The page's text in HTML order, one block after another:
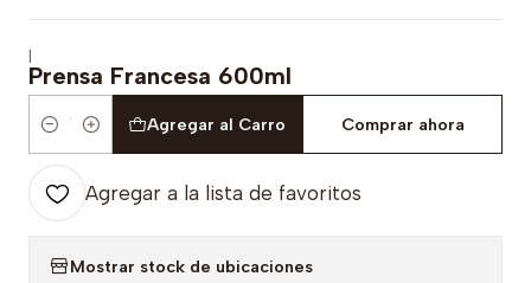
|
Prensa Francesa 600ml
Cantidad
Agregar al Carro Comprar ahora
Agregar a la lista de favoritos
Mostrar stock de ubicaciones